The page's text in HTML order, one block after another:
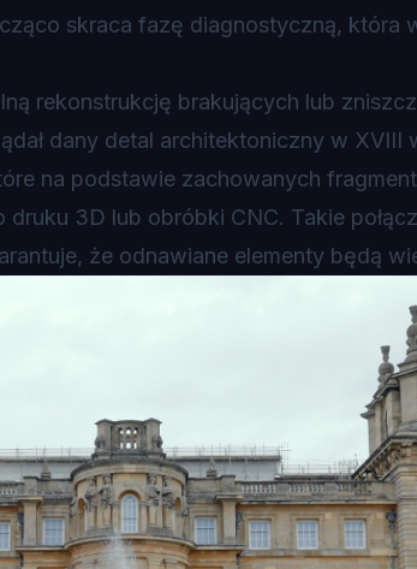
skraca fazę diagnostyczną, która
rekonstrukcję brakujących lub
dany detal architektoniczny w XVIII
na podstawie zachowanych
3D lub obróbki CNC. Takie
że odnawiane elementy będą